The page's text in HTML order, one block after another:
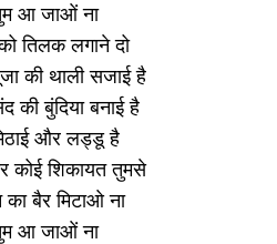
आ जाओं ना
तिलक लगाने दो
की थाली सजाई है
की बुंदिया बनाई है
और लड्डू है
कोई शिकायत तुमसे
बैर मिटाओ ना
आ जाओं ना